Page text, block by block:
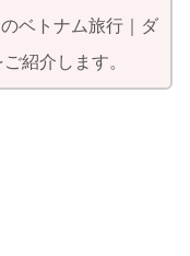
ベトナム旅行｜ダ
紹介します。